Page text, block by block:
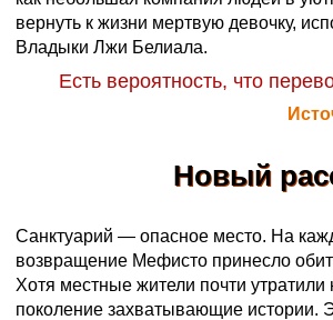
вернуть к жизни мертвую девочку,
Владыки Лжи Белиала.
Есть вероятность, что
Новый
Санктуарий — опасное место. На
возвращение Мефисто принесло
Хотя местные жители почти
поколение захватывающие истории.